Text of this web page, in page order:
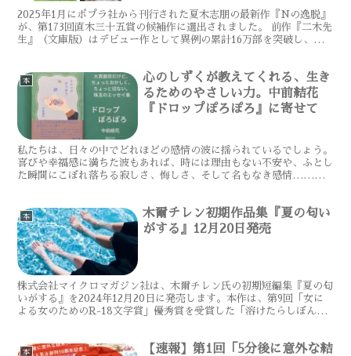
2025年1月にポプラ社から刊行された夏木志朋の最新作『Nの逸脱』
が、第173回直木三十五賞の候補作に選出されました。 前作『二木先
生』（文庫版）はデビュー作として異例の累計16万部を突破し、
本
心のしずくが教えてくれる、生き
るためのやさしい力。中前結花
『ドロップぽろぽろ』に寄せて
私たちは、日々の中でどれほどの感情の波に揺られているでしょう。
喜びや幸福感に満ちた波もあれば、時には理由もない不安や、ふとし
た瞬間にこぼれ落ちる寂しさ、悔しさ、そして名もなき感情……。
本
木爾チレン初期作品集『夏の匂い
がする』12月20日発売
株式会社マイクロマガジン社は、木爾チレン氏の初期短編集『夏の匂
いがする』を2024年12月20日に発売します。本作は、第9回「女に
よる女のためのR-18文学賞」優秀賞を受賞した「溶けたらしぼん
本
【速報】第1回「5分後に意外な結